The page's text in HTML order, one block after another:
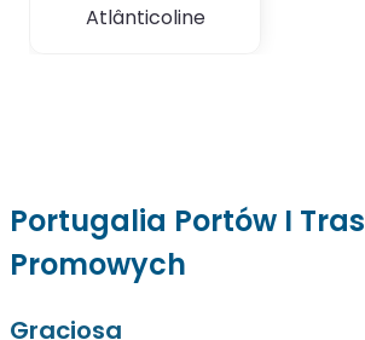
Atlânticoline
Portugalia Portów I Tras
Promowych
Graciosa